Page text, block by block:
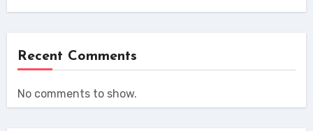
Recent Comments
No comments to show.